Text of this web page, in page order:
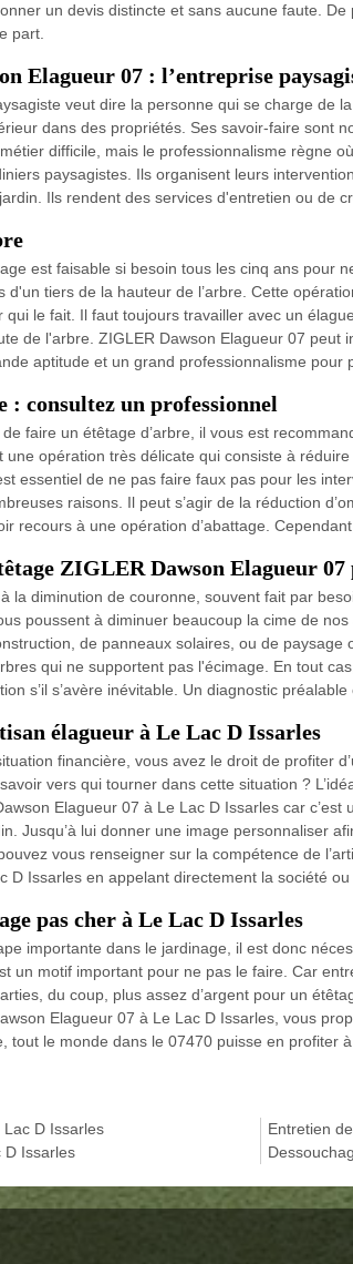
un devis distincte et sans aucune faute. De
part.
Elagueur 07 : l’entreprise
veut dire la personne qui se charge de
dans des propriétés. Ses savoir-faire sont
difficile, mais le professionnalisme règne
paysagistes. Ils organisent leurs
Ils rendent des services d'entretien ou de
est faisable si besoin tous les cinq ans pour
d'un tiers de la hauteur de l’arbre. Cette
qui le fait. Il faut toujours travailler avec un
de l'arbre. ZIGLER Dawson Elagueur 07 peut
aptitude et un grand professionnalisme pour
: consultez un professionnel
faire un étêtage d’arbre, il vous est
une opération très délicate qui consiste à
essentiel de ne pas faire faux pas pour les
raisons. Il peut s’agir de la réduction
recours à une opération d’abattage.
ZIGLER Dawson Elagueur
à la diminution de couronne, souvent fait par
poussent à diminuer beaucoup la cime de
de panneaux solaires, ou de
qui ne supportent pas l'écimage. En tout
s’il s’avère inévitable. Un diagnostic
élagueur à Le Lac D Issarles
financière, vous avez le droit de profiter
vers qui tourner dans cette situation ?
Elagueur 07 à Le Lac D Issarles car c’est
Jusqu’à lui donner une image personnaliser
vous renseigner sur la compétence de
D Issarles en appelant directement la société
pas cher à Le Lac D Issarles
importante dans le jardinage, il est donc
un motif important pour ne pas le faire. Car
du coup, plus assez d’argent pour un
Elagueur 07 à Le Lac D Issarles, vous
tout le monde dans le 07470 puisse en profiter
D Issarles
D Issarles
Entretien